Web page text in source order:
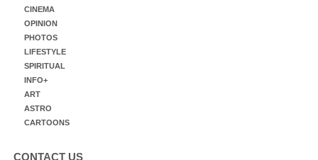
CINEMA
OPINION
PHOTOS
LIFESTYLE
SPIRITUAL
INFO+
ART
ASTRO
CARTOONS
CONTACT US